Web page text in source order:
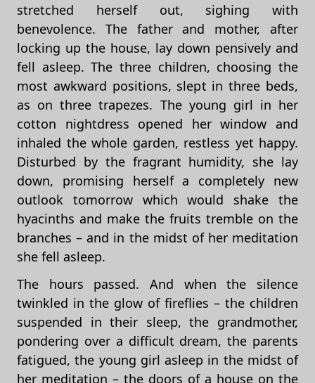
stretched herself out, sighing with
benevolence. The father and mother, after
locking up the house, lay down pensively and
fell asleep. The three children, choosing the
most awkward positions, slept in three beds,
as on three trapezes. The young girl in her
cotton nightdress opened her window and
inhaled the whole garden, restless yet happy.
Disturbed by the fragrant humidity, she lay
down, promising herself a completely new
outlook tomorrow which would shake the
hyacinths and make the fruits tremble on the
branches – and in the midst of her meditation
she fell asleep.
The hours passed. And when the silence
twinkled in the glow of fireflies – the children
suspended in their sleep, the grandmother,
pondering over a difficult dream, the parents
fatigued, the young girl asleep in the midst of
her meditation – the doors of a house on the